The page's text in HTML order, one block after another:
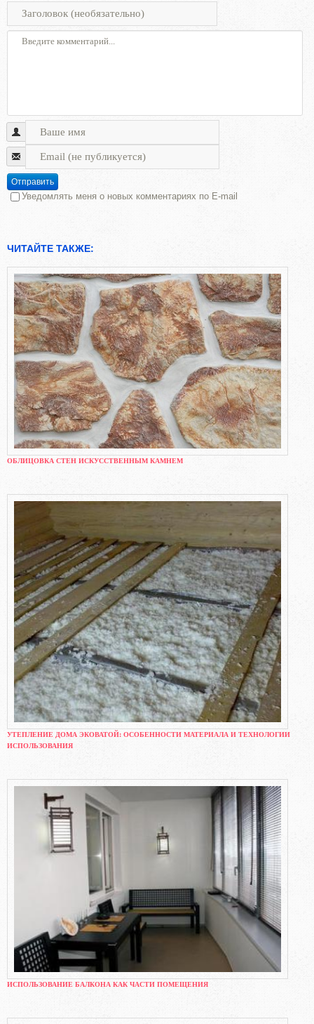
Отправить
Уведомлять меня о новых комментариях по E-mail
ЧИТАЙТЕ ТАКЖЕ:
ОБЛИЦОВКА СТЕН ИСКУССТВЕННЫМ КАМНЕМ
УТЕПЛЕНИЕ ДОМА ЭКОВАТОЙ: ОСОБЕННОСТИ МАТЕРИАЛА И ТЕХНОЛОГИИ
ИСПОЛЬЗОВАНИЯ
ИСПОЛЬЗОВАНИЕ БАЛКОНА КАК ЧАСТИ ПОМЕЩЕНИЯ